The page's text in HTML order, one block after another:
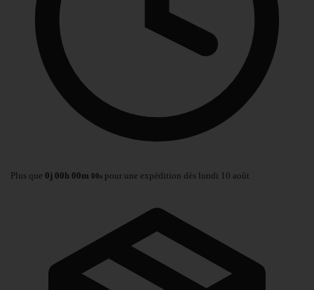
Plus que 0j 00h 00m 00s pour une expédition dès lundi 10 août